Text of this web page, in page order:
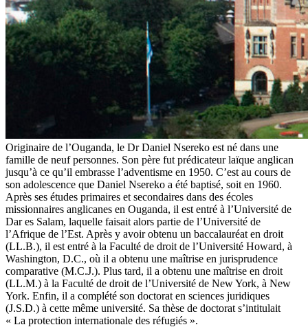
Originaire de l’Ouganda, le Dr Daniel Nsereko est né dans une
famille de neuf personnes. Son père fut prédicateur laïque anglican
jusqu’à ce qu’il embrasse l’adventisme en 1950. C’est au cours de
son adolescence que Daniel Nsereko a été baptisé, soit en 1960.
Après ses études primaires et secondaires dans des écoles
missionnaires anglicanes en Ouganda, il est entré à l’Université de
Dar es Salam, laquelle faisait alors partie de l’Université de
l’Afrique de l’Est. Après y avoir obtenu un baccalauréat en droit
(LL.B.), il est entré à la Faculté de droit de l’Université Howard, à
Washington, D.C., où il a obtenu une maîtrise en jurisprudence
comparative (M.C.J.). Plus tard, il a obtenu une maîtrise en droit
(LL.M.) à la Faculté de droit de l’Université de New York, à New
York. Enfin, il a complété son doctorat en sciences juridiques
(J.S.D.) à cette même université. Sa thèse de doctorat s’intitulait
« La protection internationale des réfugiés ».